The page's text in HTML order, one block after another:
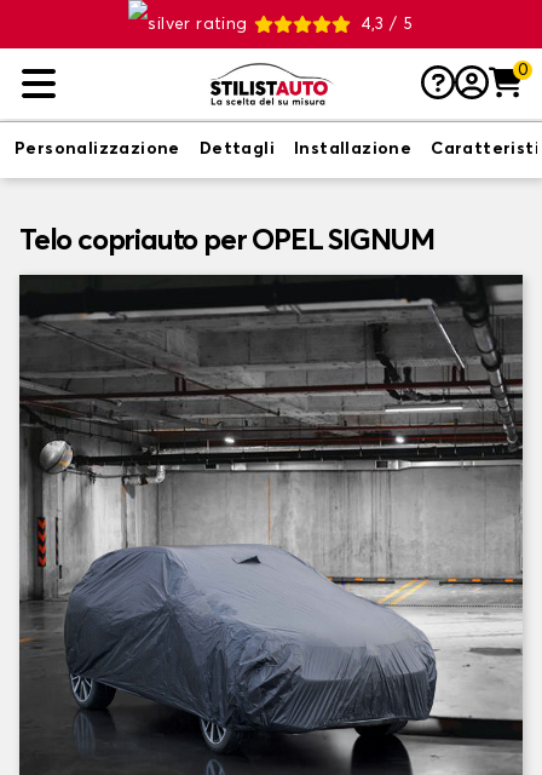
4,3 / 5
0
Personalizzazione Dettagli Installazione
Telo copriauto per OPEL SIGNUM